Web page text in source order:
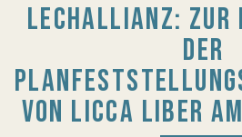
LECHALLIANZ: ZUR
DER
VON LICCA LIBER